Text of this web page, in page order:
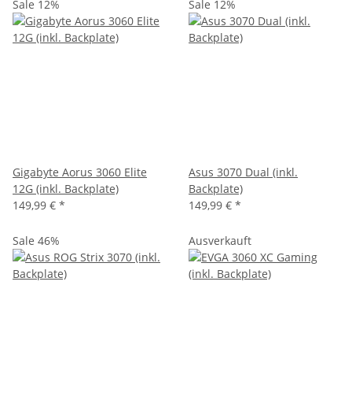
Sale 12%
Gigabyte Aorus 3060 Elite
12G (inkl. Backplate)
149,99 € *
Sale 12%
Asus 3070 Dual (inkl.
Backplate)
149,99 € *
Sale 46% Ausverkauft